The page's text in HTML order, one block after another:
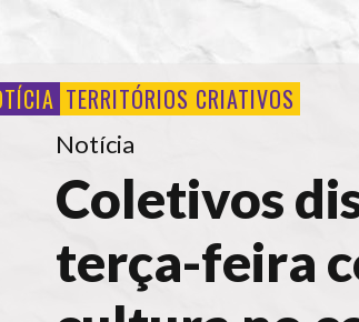
TERRITÓRIOS CRIATIVOS
Notícia
Coletivos
terça-feira